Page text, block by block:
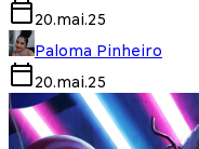
20.mai.25
Paloma Pinheiro
20.mai.25